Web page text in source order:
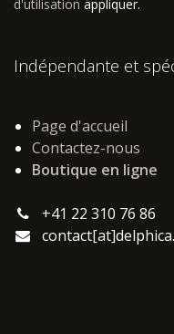
d'utilisation appliquer.
Indépendante et
Page d'accueil
Contactez-nous
Boutique en ligne
+41 22 310 76 86